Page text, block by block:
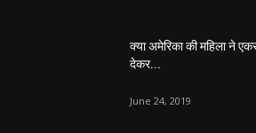
क्या अमेरिका की महिला ने
देकर...
June 24, 2019